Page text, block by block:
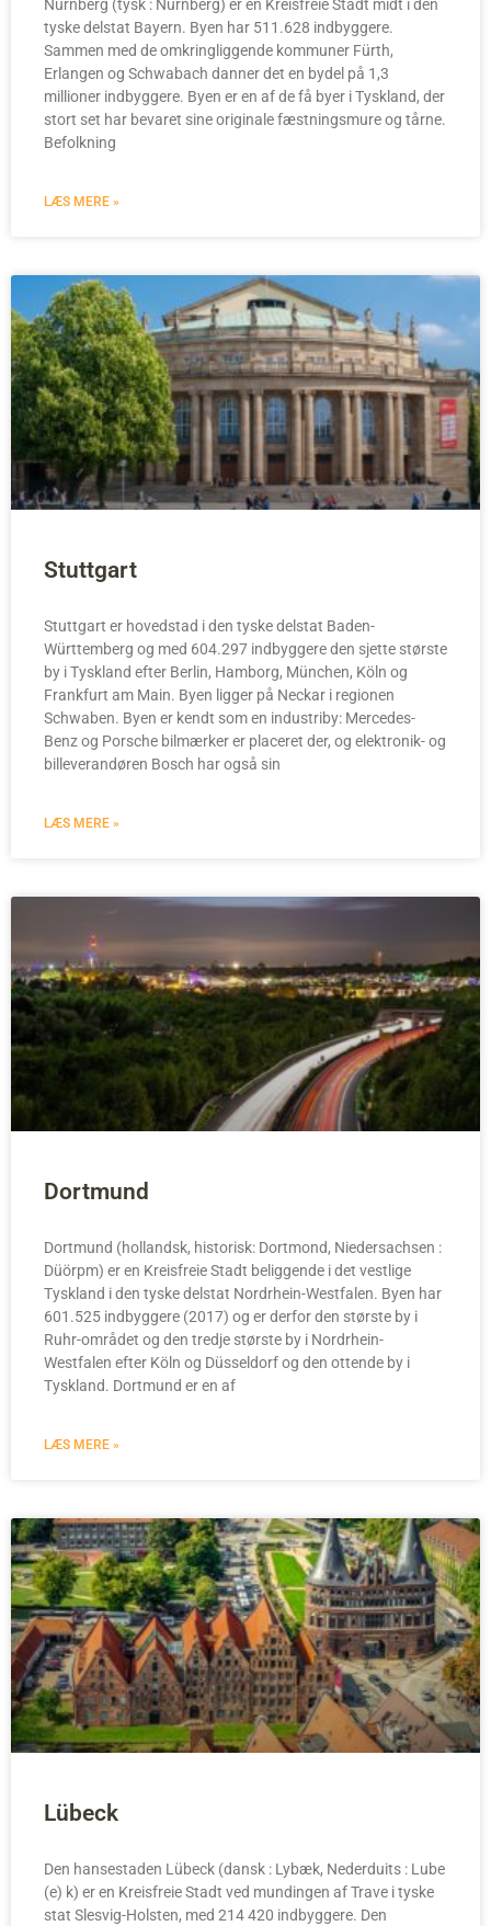
Nürnberg (tysk : Nürnberg) er en Kreisfreie Stadt midt i den
tyske delstat Bayern. Byen har 511.628 indbyggere.
Sammen med de omkringliggende kommuner Fürth,
Erlangen og Schwabach danner det en bydel på 1,3
millioner indbyggere. Byen er en af de få byer i Tyskland, der
stort set har bevaret sine originale fæstningsmure og tårne.
Befolkning
LÆS MERE »
Stuttgart
Stuttgart er hovedstad i den tyske delstat Baden-
Württemberg og med 604.297 indbyggere den sjette største
by i Tyskland efter Berlin, Hamborg, München, Köln og
Frankfurt am Main. Byen ligger på Neckar i regionen
Schwaben. Byen er kendt som en industriby: Mercedes-
Benz og Porsche bilmærker er placeret der, og elektronik- og
billeverandøren Bosch har også sin
LÆS MERE »
Dortmund
Dortmund (hollandsk, historisk: Dortmond, Niedersachsen :
Düörpm) er en Kreisfreie Stadt beliggende i det vestlige
Tyskland i den tyske delstat Nordrhein-Westfalen. Byen har
601.525 indbyggere (2017) og er derfor den største by i
Ruhr-området og den tredje største by i Nordrhein-
Westfalen efter Köln og Düsseldorf og den ottende by i
Tyskland. Dortmund er en af
LÆS MERE »
Lübeck
Den hansestaden Lübeck (dansk : Lybæk, Nederduits : Lube
(e) k) er en Kreisfreie Stadt ved mundingen af Trave i tyske
stat Slesvig-Holsten, med 214 420 indbyggere. Den